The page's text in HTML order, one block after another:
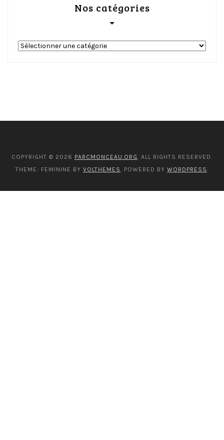
Nos catégories
COPYRIGHT © 2026 PARCMONCEAU.ORG. ALL RIGHTS RESERVED.
THEME: FEMININE BY VOLTHEMES. POWERED BY WORDPRESS.